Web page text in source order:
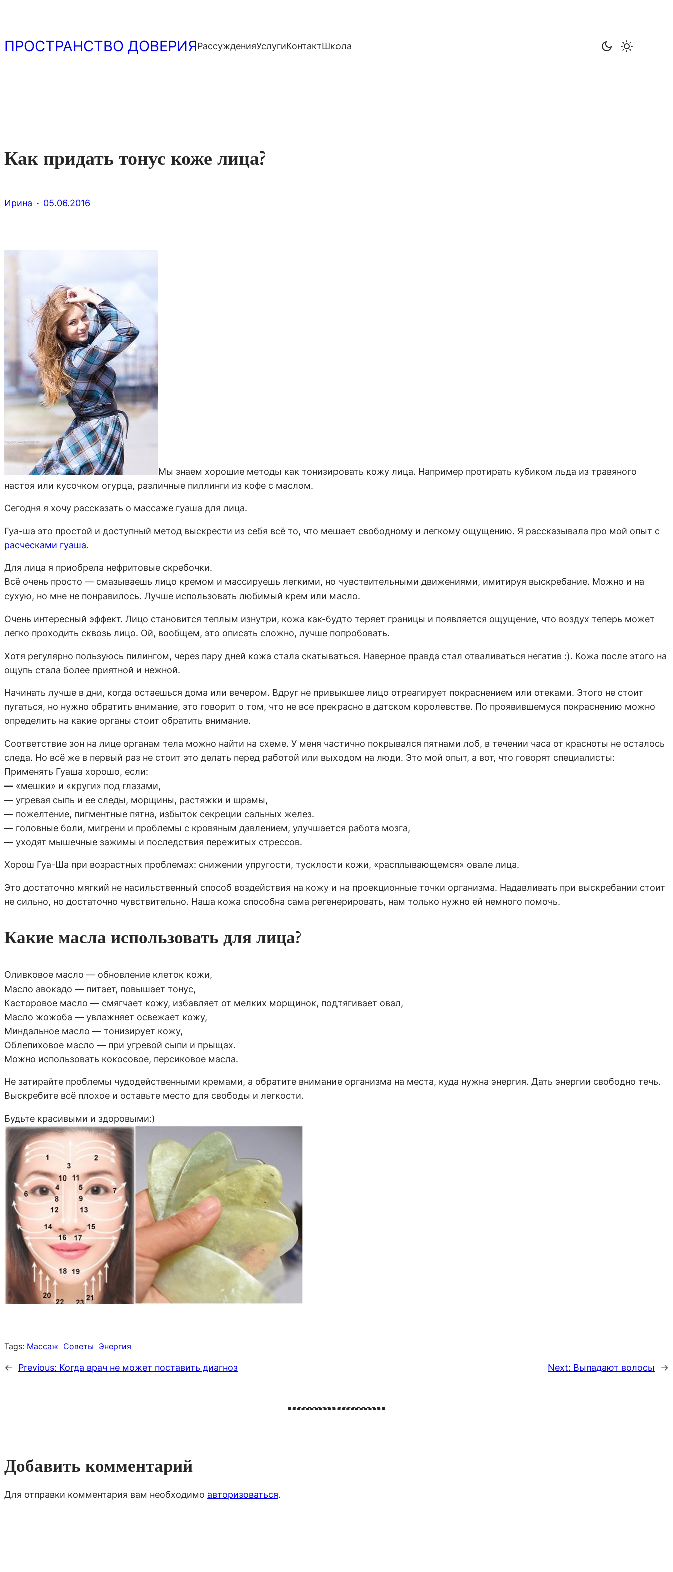
содержимому
ПРОСТРАНСТВО ДОВЕРИЯРассужденияУслугиКонтактШкола
Как придать тонус коже лица?
Ирина · 05.06.2016
Мы знаем хорошие методы как тонизировать кожу лица. Например протирать кубиком льда из травяного
настоя или кусочком огурца, различные пиллинги из кофе с маслом.
Сегодня я хочу рассказать о массаже гуаша для лица.
Гуа-ша это простой и доступный метод выскрести из себя всё то, что мешает свободному и легкому ощущению. Я рассказывала про мой опыт с
расческами гуаша.
Для лица я приобрела нефритовые скребочки.
Всё очень просто — смазываешь лицо кремом и массируешь легкими, но чувствительными движениями, имитируя выскребание. Можно и на
сухую, но мне не понравилось. Лучше использовать любимый крем или масло.
Очень интересный эффект. Лицо становится теплым изнутри, кожа как-будто теряет границы и появляется ощущение, что воздух теперь может
легко проходить сквозь лицо. Ой, вообщем, это описать сложно, лучше попробовать.
Хотя регулярно пользуюсь пилингом, через пару дней кожа стала скатываться. Наверное правда стал отваливаться негатив :). Кожа после этого на
ощупь стала более приятной и нежной.
Начинать лучше в дни, когда остаешься дома или вечером. Вдруг не привыкшее лицо отреагирует покраснением или отеками. Этого не стоит
пугаться, но нужно обратить внимание, это говорит о том, что не все прекрасно в датском королевстве. По проявившемуся покраснению можно
определить на какие органы стоит обратить внимание.
Соответствие зон на лице органам тела можно найти на схеме. У меня частично покрывался пятнами лоб, в течении часа от красноты не осталось
следа. Но всё же в первый раз не стоит это делать перед работой или выходом на люди. Это мой опыт, а вот, что говорят специалисты:
Применять Гуаша хорошо, если:
— «мешки» и «круги» под глазами,
— угревая сыпь и ее следы, морщины, растяжки и шрамы,
— пожелтение, пигментные пятна, избыток секреции сальных желез.
— головные боли, мигрени и проблемы с кровяным давлением, улучшается работа мозга,
— уходят мышечные зажимы и последствия пережитых стрессов.
Хорош Гуа-Ша при возрастных проблемах: снижении упругости, тусклости кожи, «расплывающемся» овале лица.
Это достаточно мягкий не насильственный способ воздействия на кожу и на проекционные точки организма. Надавливать при выскребании стоит
не сильно, но достаточно чувствительно. Наша кожа способна сама регенерировать, нам только нужно ей немного помочь.
Какие масла использовать для лица?
Оливковое масло — обновление клеток кожи,
Масло авокадо — питает, повышает тонус,
Касторовое масло — смягчает кожу, избавляет от мелких морщинок, подтягивает овал,
Масло жожоба — увлажняет освежает кожу,
Миндальное масло — тонизирует кожу,
Облепиховое масло — при угревой сыпи и прыщах.
Можно использовать кокосовое, персиковое масла.
Не затирайте проблемы чудодейственными кремами, а обратите внимание организма на места, куда нужна энергия. Дать энергии свободно течь.
Выскребите всё плохое и оставьте место для свободы и легкости.
Будьте красивыми и здоровыми:)
Tags: Массаж Советы Энергия
← Previous: Когда врач не может поставить диагноз Next: Выпадают волосы →
Добавить комментарий
Для отправки комментария вам необходимо авторизоваться.